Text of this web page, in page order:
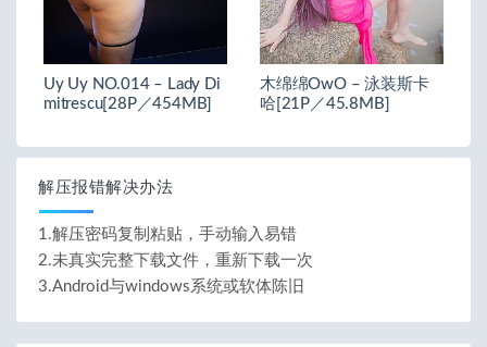
Uy Uy NO.014 – Lady Di
mitrescu[28P／454MB]
木绵绵OwO – 泳装斯卡
哈[21P／45.8MB]
解压报错解决办法
1.解压密码复制粘贴，手动输入易错
2.未真实完整下载文件，重新下载一次
3.Android与windows系统或软体陈旧